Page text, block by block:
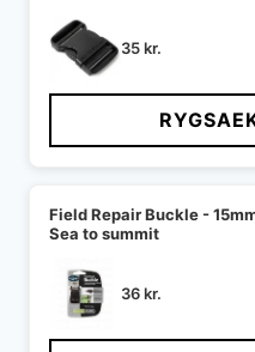
35kr.
Field Repair Buckle -
Sea to summit
36kr.